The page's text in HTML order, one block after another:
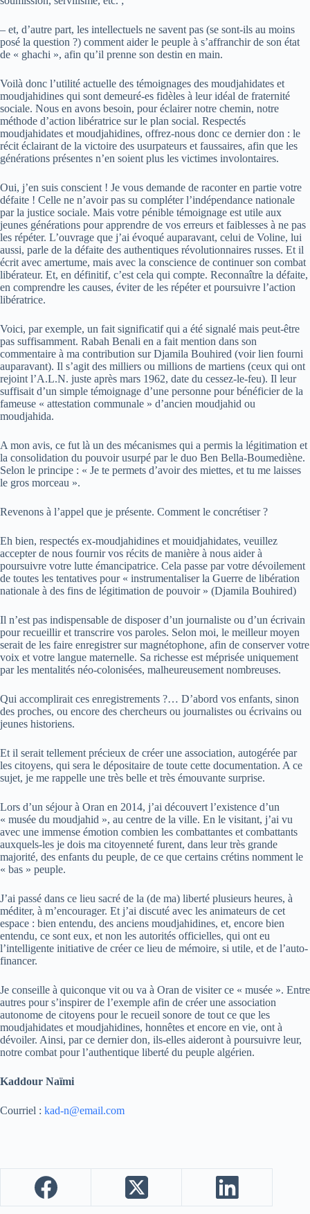
– et, d’autre part, les intellectuels ne savent pas (se sont-ils au moins
posé la question ?) comment aider le peuple à s’affranchir de son état
de « ghachi », afin qu’il prenne son destin en main.
Voilà donc l’utilité actuelle des témoignages des moudjahidates et
moudjahidines qui sont demeuré-es fidèles à leur idéal de fraternité
sociale. Nous en avons besoin, pour éclairer notre chemin, notre
méthode d’action libératrice sur le plan social. Respectés
moudjahidates et moudjahidines, offrez-nous donc ce dernier don : le
récit éclairant de la victoire des usurpateurs et faussaires, afin que les
générations présentes n’en soient plus les victimes involontaires.
Oui, j’en suis conscient ! Je vous demande de raconter en partie votre
défaite ! Celle ne n’avoir pas su compléter l’indépendance nationale
par la justice sociale. Mais votre pénible témoignage est utile aux
jeunes générations pour apprendre de vos erreurs et faiblesses à ne pas
les répéter. L’ouvrage que j’ai évoqué auparavant, celui de Voline, lui
aussi, parle de la défaite des authentiques révolutionnaires russes. Et il
écrit avec amertume, mais avec la conscience de continuer son combat
libérateur. Et, en définitif, c’est cela qui compte. Reconnaître la défaite,
en comprendre les causes, éviter de les répéter et poursuivre l’action
libératrice.
Voici, par exemple, un fait significatif qui a été signalé mais peut-être
pas suffisamment. Rabah Benali en a fait mention dans son
commentaire à ma contribution sur Djamila Bouhired (voir lien fourni
auparavant). Il s’agit des milliers ou millions de martiens (ceux qui ont
rejoint l’A.L.N. juste après mars 1962, date du cessez-le-feu). Il leur
suffisait d’un simple témoignage d’une personne pour bénéficier de la
fameuse « attestation communale » d’ancien moudjahid ou
moudjahida.
A mon avis, ce fut là un des mécanismes qui a permis la légitimation et
la consolidation du pouvoir usurpé par le duo Ben Bella-Boumediène.
Selon le principe : « Je te permets d’avoir des miettes, et tu me laisses
le gros morceau ».
Revenons à l’appel que je présente. Comment le concrétiser ?
Eh bien, respectés ex-moudjahidines et mouidjahidates, veuillez
accepter de nous fournir vos récits de manière à nous aider à
poursuivre votre lutte émancipatrice. Cela passe par votre dévoilement
de toutes les tentatives pour « instrumentaliser la Guerre de libération
nationale à des fins de légitimation de pouvoir » (Djamila Bouhired)
Il n’est pas indispensable de disposer d’un journaliste ou d’un écrivain
pour recueillir et transcrire vos paroles. Selon moi, le meilleur moyen
serait de les faire enregistrer sur magnétophone, afin de conserver votre
voix et votre langue maternelle. Sa richesse est méprisée uniquement
par les mentalités néo-colonisées, malheureusement nombreuses.
Qui accomplirait ces enregistrements ?… D’abord vos enfants, sinon
des proches, ou encore des chercheurs ou journalistes ou écrivains ou
jeunes historiens.
Et il serait tellement précieux de créer une association, autogérée par
les citoyens, qui sera le dépositaire de toute cette documentation. A ce
sujet, je me rappelle une très belle et très émouvante surprise.
Lors d’un séjour à Oran en 2014, j’ai découvert l’existence d’un
« musée du moudjahid », au centre de la ville. En le visitant, j’ai vu
avec une immense émotion combien les combattantes et combattants
auxquels-les je dois ma citoyenneté furent, dans leur très grande
majorité, des enfants du peuple, de ce que certains crétins nomment le
« bas » peuple.
J’ai passé dans ce lieu sacré de la (de ma) liberté plusieurs heures, à
méditer, à m’encourager. Et j’ai discuté avec les animateurs de cet
espace : bien entendu, des anciens moudjahidines, et, encore bien
entendu, ce sont eux, et non les autorités officielles, qui ont eu
l’intelligente initiative de créer ce lieu de mémoire, si utile, et de l’auto-
financer.
Je conseille à quiconque vit ou va à Oran de visiter ce « musée ». Entre
autres pour s’inspirer de l’exemple afin de créer une association
autonome de citoyens pour le recueil sonore de tout ce que les
moudjahidates et moudjahidines, honnêtes et encore en vie, ont à
dévoiler. Ainsi, par ce dernier don, ils-elles aideront à poursuivre leur,
notre combat pour l’authentique liberté du peuple algérien.
Kaddour Naïmi
Courriel : kad-n@email.com